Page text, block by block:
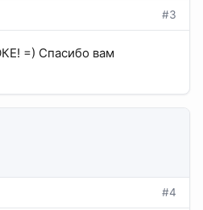
#3
=) Спасибо вам
#4